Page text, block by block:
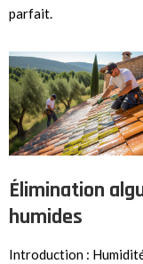
parfait.
Élimination
humides
Introduction :